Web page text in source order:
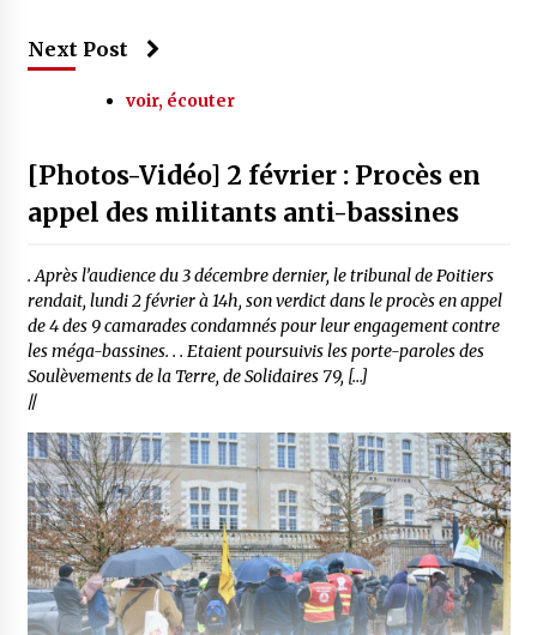
Next Post
voir, écouter
[Photos-Vidéo] 2 février : Procès en
appel des militants anti-bassines
. Après l’audience du 3 décembre dernier, le tribunal de Poitiers
rendait, lundi 2 février à 14h, son verdict dans le procès en appel
de 4 des 9 camarades condamnés pour leur engagement contre
les méga-bassines. . . Etaient poursuivis les porte-paroles des
Soulèvements de la Terre, de Solidaires 79, […]
//